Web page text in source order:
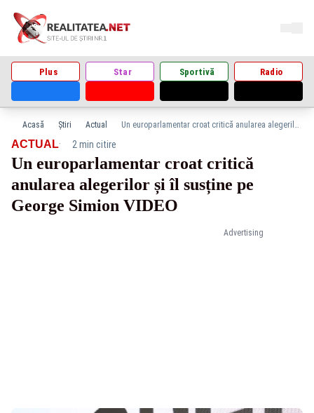
Plus Star Sportivă Radio
Acasă Știri Actual Un europarlamentar croat critică anularea alegerilor și îl susține pe George Simion VIDEO
Advertising
ACTUAL· 2 min citire
Un europarlamentar croat critică
anularea alegerilor și îl susține pe
George Simion VIDEO